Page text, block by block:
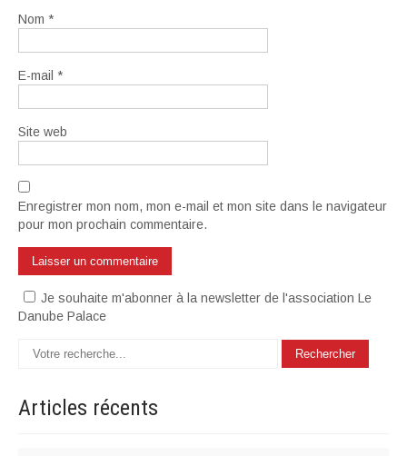
Nom *
E-mail *
Site web
Enregistrer mon nom, mon e-mail et mon site dans le navigateur
pour mon prochain commentaire.
Je souhaite m'abonner à la newsletter de l'association Le
Danube Palace
Articles récents